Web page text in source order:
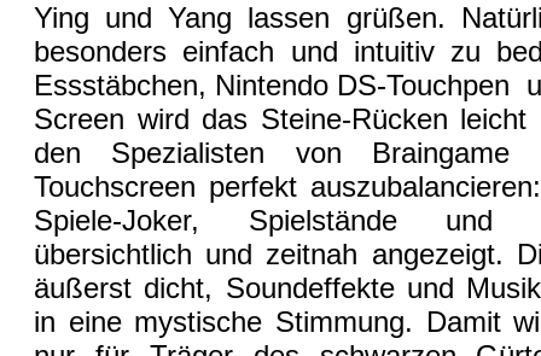
Ying und Yang lassen grüßen.
besonders einfach und intuitiv zu
Essstäbchen, Nintendo DS-Touchpen
Screen wird das Steine-Rücken
den Spezialisten von Braingame
Touchscreen perfekt
Spiele-Joker, Spielstände und
übersichtlich und zeitnah angezeigt.
äußerst dicht, Soundeffekte und
in eine mystische Stimmung. Damit